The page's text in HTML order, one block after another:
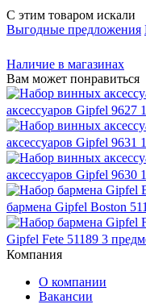
С этим товаром искали
Выгодные предложения
Наличие в магазинах
Вам может понравиться
аксессуаров Gipfel 9627
аксессуаров Gipfel 9631
аксессуаров Gipfel 9630
бармена Gipfel Boston
Gipfel Fete 51189 3
Компания
О компании
Вакансии